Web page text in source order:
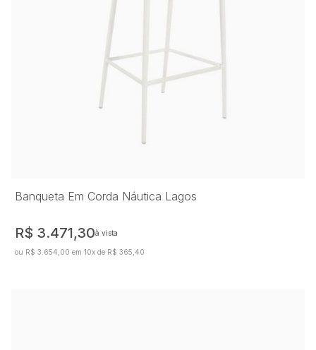
Banqueta Em Corda Náutica Lagos
R$ 3.471,30à vista
ou R$ 3.654,00 em 10x de R$ 365,40